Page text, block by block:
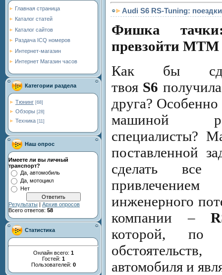
Главная страница
Каталог статей
Каталог сайтов
Раздача ICQ номеров
Интернет-магазин
Интернет Магазин часов
Категории раздела
Тюнинг [68]
Обзоры [28]
Техника [11]
Наш опрос
Имеете ли вы личный
транспорт?
Да, автомобиль
Да, мотоцикл
Нет
Результаты | Архив опросов
Всего ответов: 58
Статистика
Онлайн всего: 1
Гостей: 1
Пользователей: 0
Audi S6 RS-Tuning:
Фишка
превзойти MTM
Как бы
твоя S6
друга? Особенно
машиной
специалисты?
поставленной
сделать
инженерного
компании –
которой, по
автомобиля и